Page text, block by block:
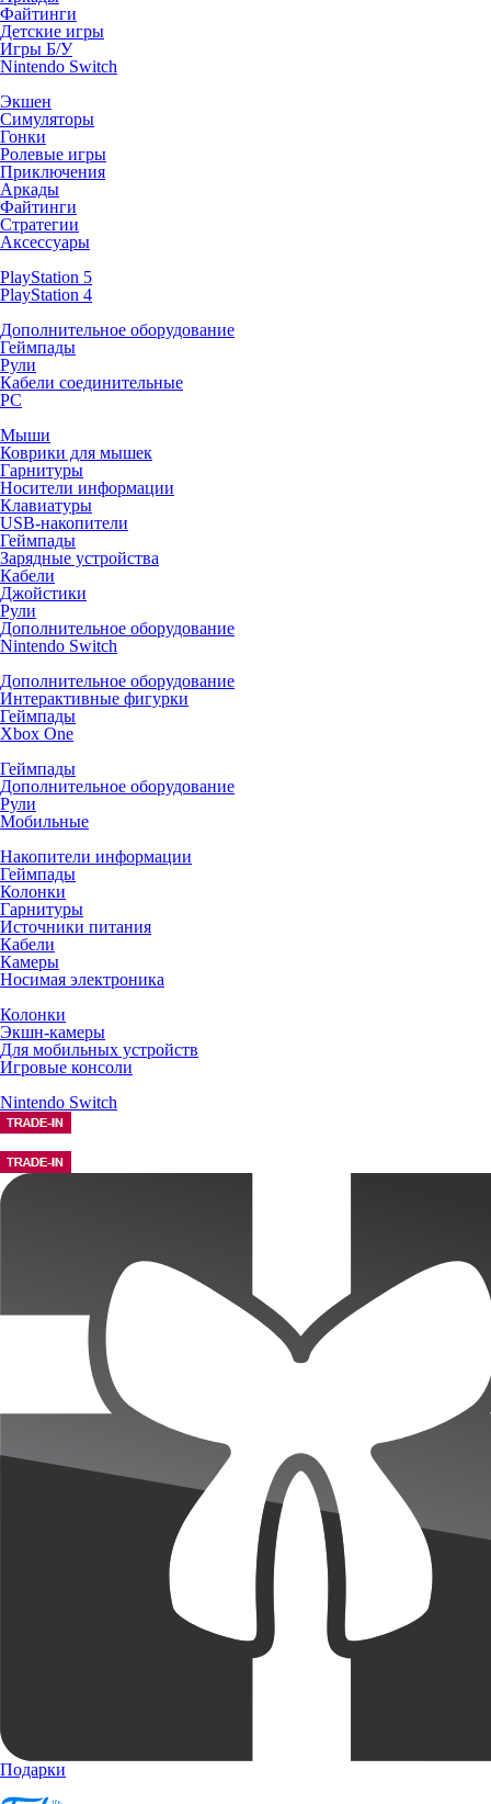
Файтинги
Детские игры
Игры Б/У
Nintendo Switch
Экшен
Симуляторы
Гонки
Ролевые игры
Приключения
Аркады
Файтинги
Стратегии
Аксессуары
PlayStation 5
PlayStation 4
Дополнительное оборудование
Геймпады
Рули
Кабели соединительные
PC
Мыши
Коврики для мышек
Гарнитуры
Носители информации
Клавиатуры
USB-накопители
Геймпады
Зарядные устройства
Кабели
Джойстики
Рули
Дополнительное оборудование
Nintendo Switch
Дополнительное оборудование
Интерактивные фигурки
Геймпады
Xbox One
Геймпады
Дополнительное оборудование
Рули
Мобильные
Накопители информации
Геймпады
Колонки
Гарнитуры
Источники питания
Кабели
Камеры
Носимая электроника
Колонки
Экшн-камеры
Для мобильных устройств
Игровые консоли
Nintendo Switch
Подарки